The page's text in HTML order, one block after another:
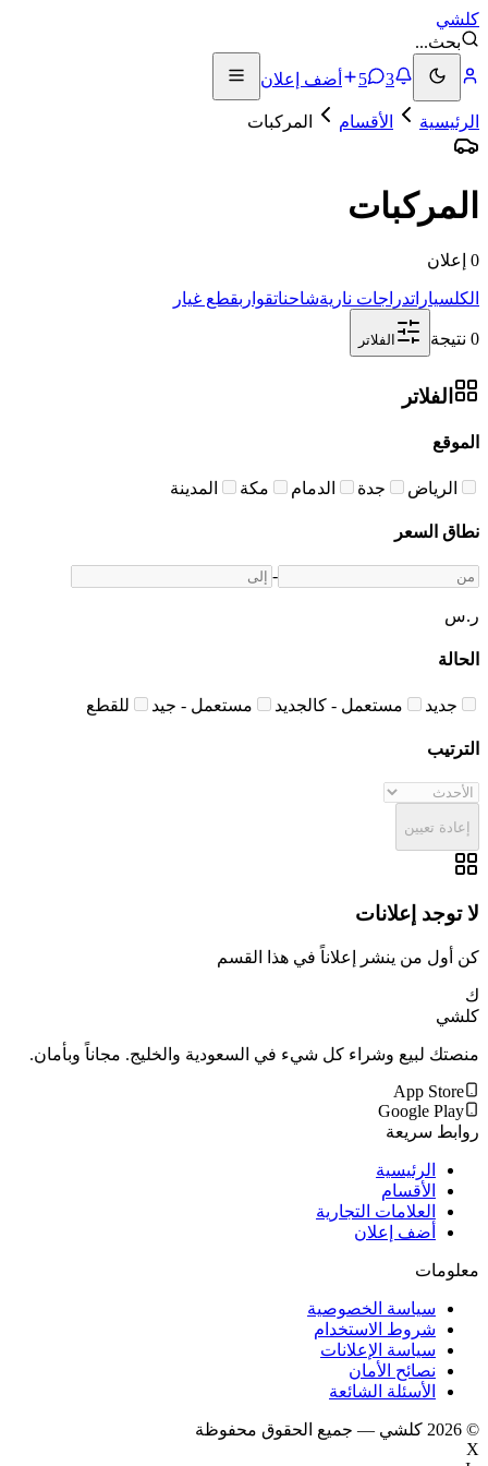
كلشي
بحث...
3
5 أضف إعلان
الرئيسية الأقسام المركبات
المركبات
0 إعلان
الكلسياراتدراجات ناريةشاحناتقواربقطع غيار
0 نتيجة الفلاتر
الفلاتر
الموقع
الرياض جدة الدمام مكة المدينة
نطاق السعر
-
ر.س
الحالة
جديد مستعمل - كالجديد مستعمل - جيد للقطع
الترتيب
إعادة تعيين
لا توجد إعلانات
كن أول من ينشر إعلاناً في هذا القسم
ك
كلشي
منصتك لبيع وشراء كل شيء في السعودية والخليج. مجاناً وبأمان.
App Store
Google Play
روابط سريعة
الرئيسية
الأقسام
العلامات التجارية
أضف إعلان
معلومات
سياسة الخصوصية
شروط الاستخدام
سياسة الإعلانات
نصائح الأمان
الأسئلة الشائعة
©
2026 كلشي — جميع الحقوق محفوظة
X